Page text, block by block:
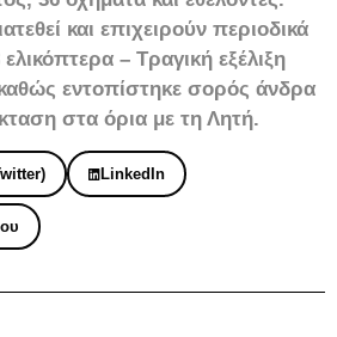
και επιχειρούν περιοδικά
– Τραγική εξέλιξη
εντοπίστηκε σορός άνδρα
στα όρια με τη Λητή.
LinkedIn